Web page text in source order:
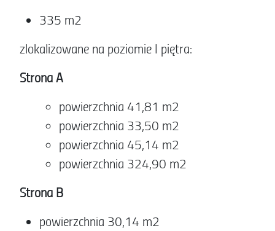
335 m2
zlokalizowane na poziomie I piętra:
Strona A
powierzchnia 41,81 m2
powierzchnia 33,50 m2
powierzchnia 45,14 m2
powierzchnia 324,90 m2
Strona B
powierzchnia 30,14 m2